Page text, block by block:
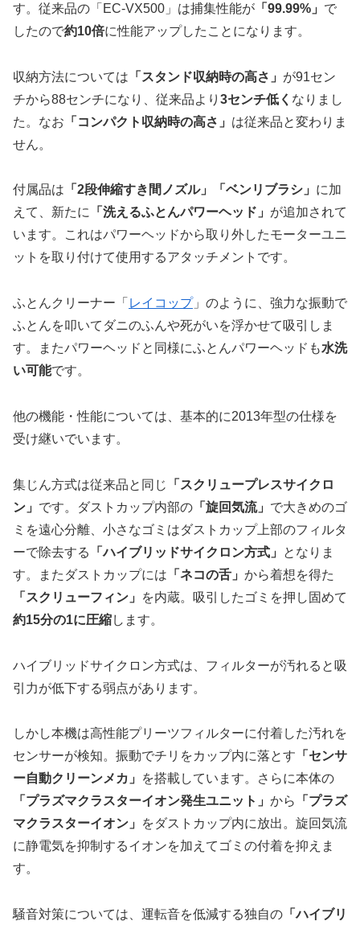
す。従来品の「EC-VX500」は捕集性能が 「99.99%」 で
したので約10倍に性能アップしたことになります。
収納方法については 「スタンド収納時の高さ」 が91セン
チから88センチになり、従来品より 3センチ低く なりまし
た。なお 「コンパクト収納時の高さ」 は従来品と変わりま
せん。
付属品は 「2段伸縮すき間ノズル」「ベンリブラシ」 に加
えて、新たに 「洗えるふとんパワーヘッド」 が追加されて
います。これはパワーヘッドから取り外したモーターユニ
ットを取り付けて使用するアタッチメントです。
ふとんクリーナー「 レイコップ」のように、強力な振動で
ふとんを叩いてダニのふんや死がいを浮かせて吸引しま
す。またパワーヘッドと同様にふとんパワーヘッドも水洗
い可能です。
他の機能・性能については、基本的に2013年型の仕様を
受け継いでいます。
集じん方式は従来品と同じ
「スクリュープレスサイクロ
ン」 です。ダストカップ内部の 「旋回気流」 で大きめのゴ
ミを遠心分離、小さなゴミはダストカップ上部のフィルタ
ーで除去する
「ハイブリッドサイクロン方式」
となりま
す。またダストカップには 「ネコの舌」 から着想を得た
「スクリューフィン」
を内蔵。吸引したゴミを押し固めて
約15分の1に圧縮します。
ハイブリッドサイクロン方式は、フィルターが汚れると吸
引力が低下する弱点があります。
しかし本機は高性能プリーツフィルターに付着した汚れを
センサーが検知。振動でチリをカップ内に落とす 「センサ
ー自動クリーンメカ」
を搭載しています。さらに本体の
「プラズマクラスターイオン発生ユニット」 から
「プラズ
マクラスターイオン」
をダストカップ内に放出。旋回気流
に静電気を抑制するイオンを加えてゴミの付着を抑えま
す。
騒音対策については、運転音を低減する独自の 「ハイブリ